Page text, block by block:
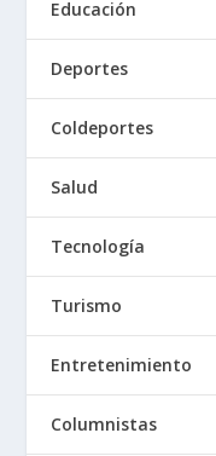
Educación
Deportes
Coldeportes
Salud
Tecnología
Turismo
Entretenimiento
Columnistas